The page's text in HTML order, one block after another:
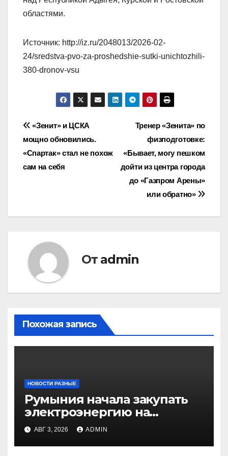
областями.
Источник: http://iz.ru/2048013/2026-02-
24/sredstva-pvo-za-proshedshie-sutki-unichtozhili-
380-dronov-vsu
Навигация
по
записям
Тренер «Зенита» по
физподготовке:
«Бывает, могу пешком
дойти из центра города
до «Газпром Арены»
или обратно»
«Зенит» и ЦСКА
мощно обновились.
«Спартак» стал не похож
сам на себя
От admin
Похожая запись
НОВОСТИ РАЗНЫЕ
Румыния начала закупать
электроэнергию на
Украине из-за дефицита
АВГ 3, 2026 ADMIN